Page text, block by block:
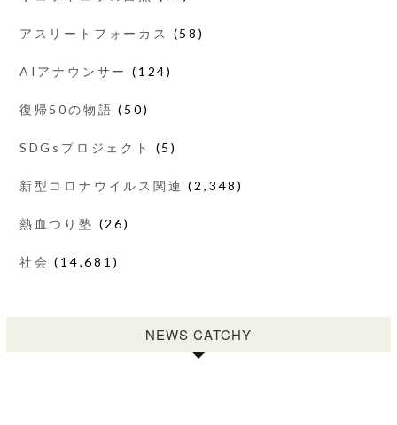
アスリートフォーカス (58)
AIアナウンサー (124)
復帰50の物語 (50)
SDGsプロジェクト (5)
新型コロナウイルス関連 (2,348)
熱血つり塾 (26)
社会 (14,681)
NEWS CATCHY